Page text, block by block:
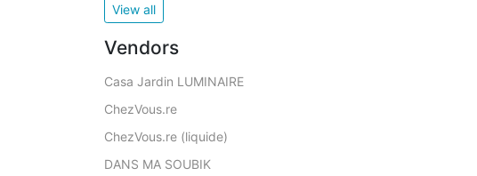
View all
Vendors
Casa Jardin LUMINAIRE
ChezVous.re
ChezVous.re (liquide)
DANS MA SOUBIK